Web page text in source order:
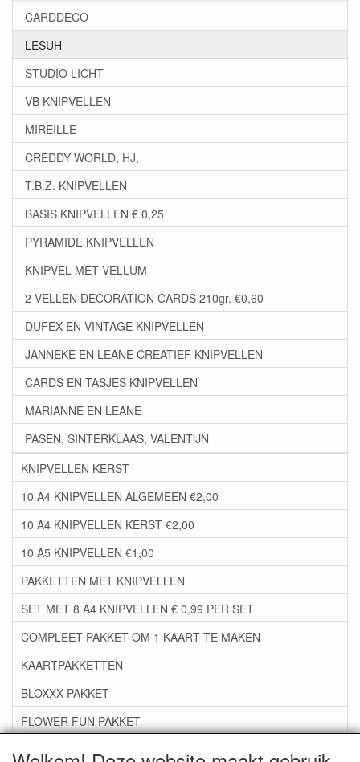
CARDDECO
LESUH
STUDIO LICHT
VB KNIPVELLEN
MIREILLE
CREDDY WORLD, HJ,
T.B.Z. KNIPVELLEN
BASIS KNIPVELLEN € 0,25
PYRAMIDE KNIPVELLEN
KNIPVEL MET VELLUM
2 VELLEN DECORATION CARDS 210gr. €0,60
DUFEX EN VINTAGE KNIPVELLEN
JANNEKE EN LEANE CREATIEF KNIPVELLEN
CARDS EN TASJES KNIPVELLEN
MARIANNE EN LEANE
PASEN, SINTERKLAAS, VALENTIJN
KNIPVELLEN KERST
10 A4 KNIPVELLEN ALGEMEEN €2,00
10 A4 KNIPVELLEN KERST €2,00
10 A5 KNIPVELLEN €1,00
PAKKETTEN MET KNIPVELLEN
SET MET 8 A4 KNIPVELLEN € 0,99 PER SET
COMPLEET PAKKET OM 1 KAART TE MAKEN
KAARTPAKKETTEN
BLOXXX PAKKET
FLOWER FUN PAKKET
***GROEP 06*** TAPE/LIJM SNIJMALLEN STEMPELS